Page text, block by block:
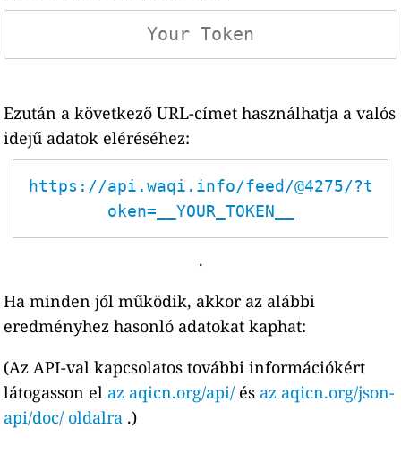
Ezután a következő URL-címet használhatja a valós
idejű adatok eléréséhez:
https://api.waqi.info/feed/@4275/?t
oken=__YOUR_TOKEN__
.
Ha minden jól működik, akkor az alábbi
eredményhez hasonló adatokat kaphat:
(Az API-val kapcsolatos további információkért
látogasson el az aqicn.org/api/ és az aqicn.org/json-
api/doc/ oldalra .)